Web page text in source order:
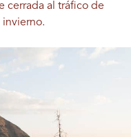
cerrada al tráfico de
invierno.